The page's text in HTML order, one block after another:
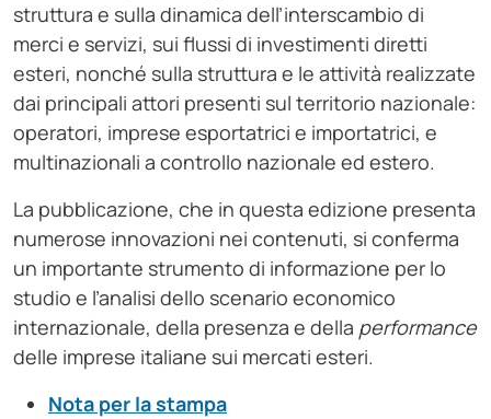
struttura e sulla dinamica dell’interscambio di
merci e servizi, sui flussi di investimenti diretti
esteri, nonché sulla struttura e le attività realizzate
dai principali attori presenti sul territorio nazionale:
operatori, imprese esportatrici e importatrici, e
multinazionali a controllo nazionale ed estero.
La pubblicazione, che in questa edizione presenta
numerose innovazioni nei contenuti, si conferma
un importante strumento di informazione per lo
studio e l’analisi dello scenario economico
internazionale, della presenza e della performance
delle imprese italiane sui mercati esteri.
Nota per la stampa